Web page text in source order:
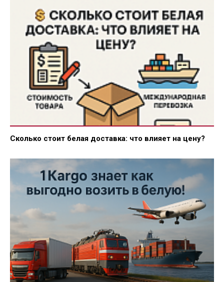
Сколько стоит белая доставка: что влияет на цену?